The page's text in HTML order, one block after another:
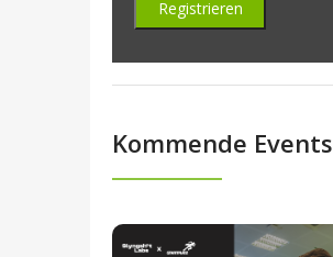
Kommende Events